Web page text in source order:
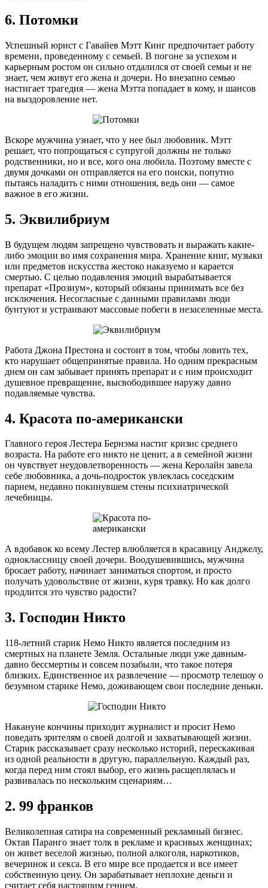
6. Потомки
Успешный юрист с Гавайев Мэтт Кинг предпочитает работу
времени, проведенному с семьей. В погоне за успехом и
карьерным ростом он сильно отдалился от своей семьи и не
знает, чем живут его жена и дочери. Но внезапно семью
настигает трагедия — жена Мэтта попадает в кому, и шансов
на выздоровление нет.
Вскоре мужчина узнает, что у нее был любовник. Мэтт
решает, что попрощаться с супругой должны не только
родственники, но и все, кого она любила. Поэтому вместе с
двумя дочками он отправляется на его поиски, попутно
пытаясь наладить с ними отношения, ведь они — самое
важное в его жизни.
5. Эквилибриум
В будущем людям запрещено чувствовать и выражать какие-
либо эмоции во имя сохранения мира. Хранение книг, музыки
или предметов искусства жестоко наказуемо и карается
смертью. С целью подавления эмоций вырабатывается
препарат «Прозиум», который обязаны принимать все без
исключения. Несогласные с данными правилами люди
бунтуют и устраивают массовые побеги в незаселенные места.
Работа Джона Престона и состоит в том, чтобы ловить тех,
кто нарушает общепринятые правила. Но одним прекрасным
днем он сам забывает принять препарат и с ним происходит
душевное превращение, высвободившее наружу давно
подавляемые чувства.
4. Красота по-американски
Главного героя Лестера Бернэма настиг кризис среднего
возраста. На работе его никто не ценит, а в семейной жизни
он чувствует неудовлетворенность — жена Керолайн завела
себе любовника, а дочь-подросток увлеклась соседским
парнем, недавно покинувшем стены психиатрической
лечебницы.
А вдобавок ко всему Лестер влюбляется в красавицу Анджелу,
одноклассницу своей дочери. Воодушевившись, мужчина
бросает работу, начинает заниматься спортом, и просто
получать удовольствие от жизни, куря травку. Но как долго
продлится это чувство радости?
3. Господин Никто
118-летний старик Немо Никто является последним из
смертных на планете Земля. Остальные люди уже давным-
давно бессмертны и совсем позабыли, что такое потеря
близких. Единственное их развлечение — просмотр телешоу о
безумном старике Немо, доживающем свои последние деньки.
Накануне кончины приходит журналист и просит Немо
поведать зрителям о своей долгой и захватывающей жизни.
Старик рассказывает сразу несколько историй, перескакивая
из одной реальности в другую, параллельную. Каждый раз,
когда перед ним стоял выбор, его жизнь расщеплялась и
развивалась по нескольким сценариям…
2. 99 франков
Великолепная сатира на современный рекламный бизнес.
Октав Паранго знает толк в рекламе и красивых женщинах;
он живет веселой жизнью, полной алкоголя, наркотиков,
вечеринок и секса. В его мире все продается и все имеет
собственную цену. Он зарабатывает неплохие деньги и
считает себя настоящим гением.